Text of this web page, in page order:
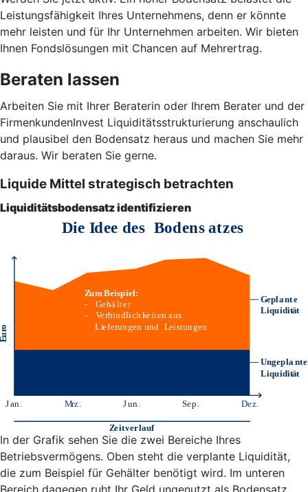
Leistungsfähigkeit Ihres Unternehmens, denn er könnte
mehr leisten und für Ihr Unternehmen arbeiten. Wir bieten
Ihnen Fondslösungen mit Chancen auf Mehrertrag.
Beraten lassen
Arbeiten Sie mit Ihrer Beraterin oder Ihrem Berater und der
FirmenkundenInvest Liquiditätsstrukturierung anschaulich
und plausibel den Bodensatz heraus und machen Sie mehr
daraus. Wir beraten Sie gerne.
Liquide Mittel strategisch betrachten
Liquiditätsbodensatz identifizieren
In der Grafik sehen Sie die zwei Bereiche Ihres
Betriebsvermögens. Oben steht die verplante Liquidität,
die zum Beispiel für Gehälter benötigt wird. Im unteren
Bereich dagegen ruht Ihr Geld ungenutzt als Bodensatz.